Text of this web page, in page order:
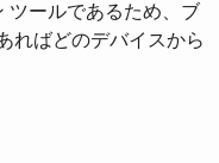
ツールであるため、ブ
ればどのデバイスから